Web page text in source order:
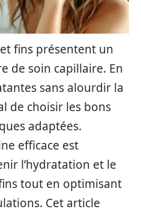
fins présentent un
de soin capillaire. En
sans alourdir la
de choisir les bons
adaptées.
efficace est
l’hydratation et le
tout en optimisant
Cet article